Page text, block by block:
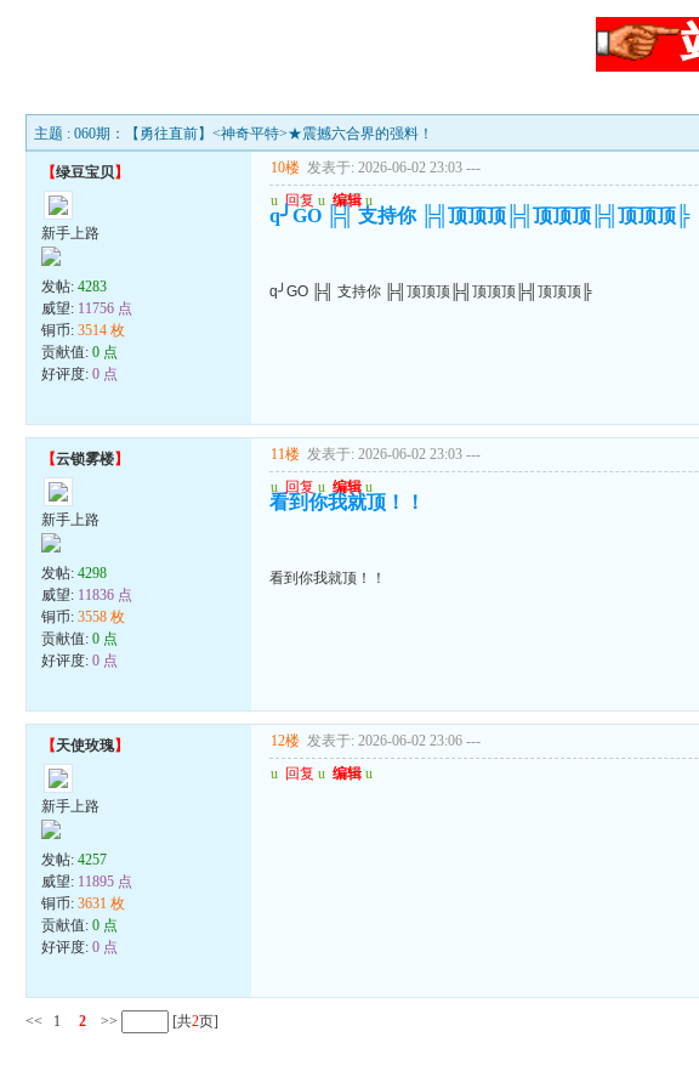
主题 : 060期：【勇往直前】<神奇平特>★震撼六合界的强料！
【绿豆宝贝】
新手上路
发帖:4283
威望: 11756 点
铜币:3514 枚
贡献值:0 点
好评度:0 点
10楼 发表于: 2026-06-02 23:03 ---
u 回复 u 编辑 u
q╯GO ╠╣ 支持你 ╠╣顶顶顶╠╣顶顶顶╠╣顶顶顶╠
q╯GO ╠╣ 支持你 ╠╣顶顶顶╠╣顶顶顶╠╣顶顶顶╠
【云锁雾楼】
新手上路
发帖:4298
威望: 11836 点
铜币:3558 枚
贡献值:0 点
好评度:0 点
11楼 发表于: 2026-06-02 23:03 ---
u 回复 u 编辑 u
看到你我就顶！！
看到你我就顶！！
【天使玫瑰】
新手上路
发帖:4257
威望: 11895 点
铜币:3631 枚
贡献值:0 点
好评度:0 点
12楼 发表于: 2026-06-02 23:06 ---
u 回复 u 编辑 u
<< 1 2 >> [共2页]